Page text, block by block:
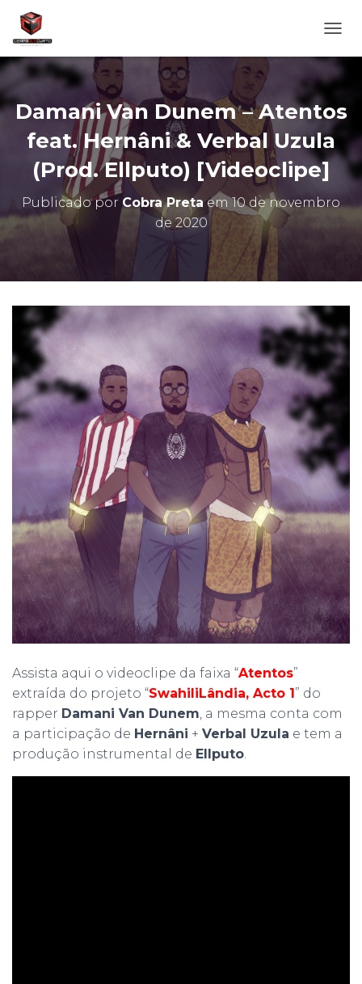
L
N
R
E
Damani Van Dunem – Atentos
feat. Hernâni & Verbal Uzula
(Prod. Ellputo) [Videoclipe]
Publicado por Cobra Pretaem10 de novembro
de 2020
Assista aqui o videoclipe da faixa “Atentos”
extraída do projeto “SwahiliLândia, Acto 1” do
rapper Damani Van Dunem, a mesma conta com
a participação de Hernâni + Verbal Uzula e tem a
produção instrumental de Ellputo.